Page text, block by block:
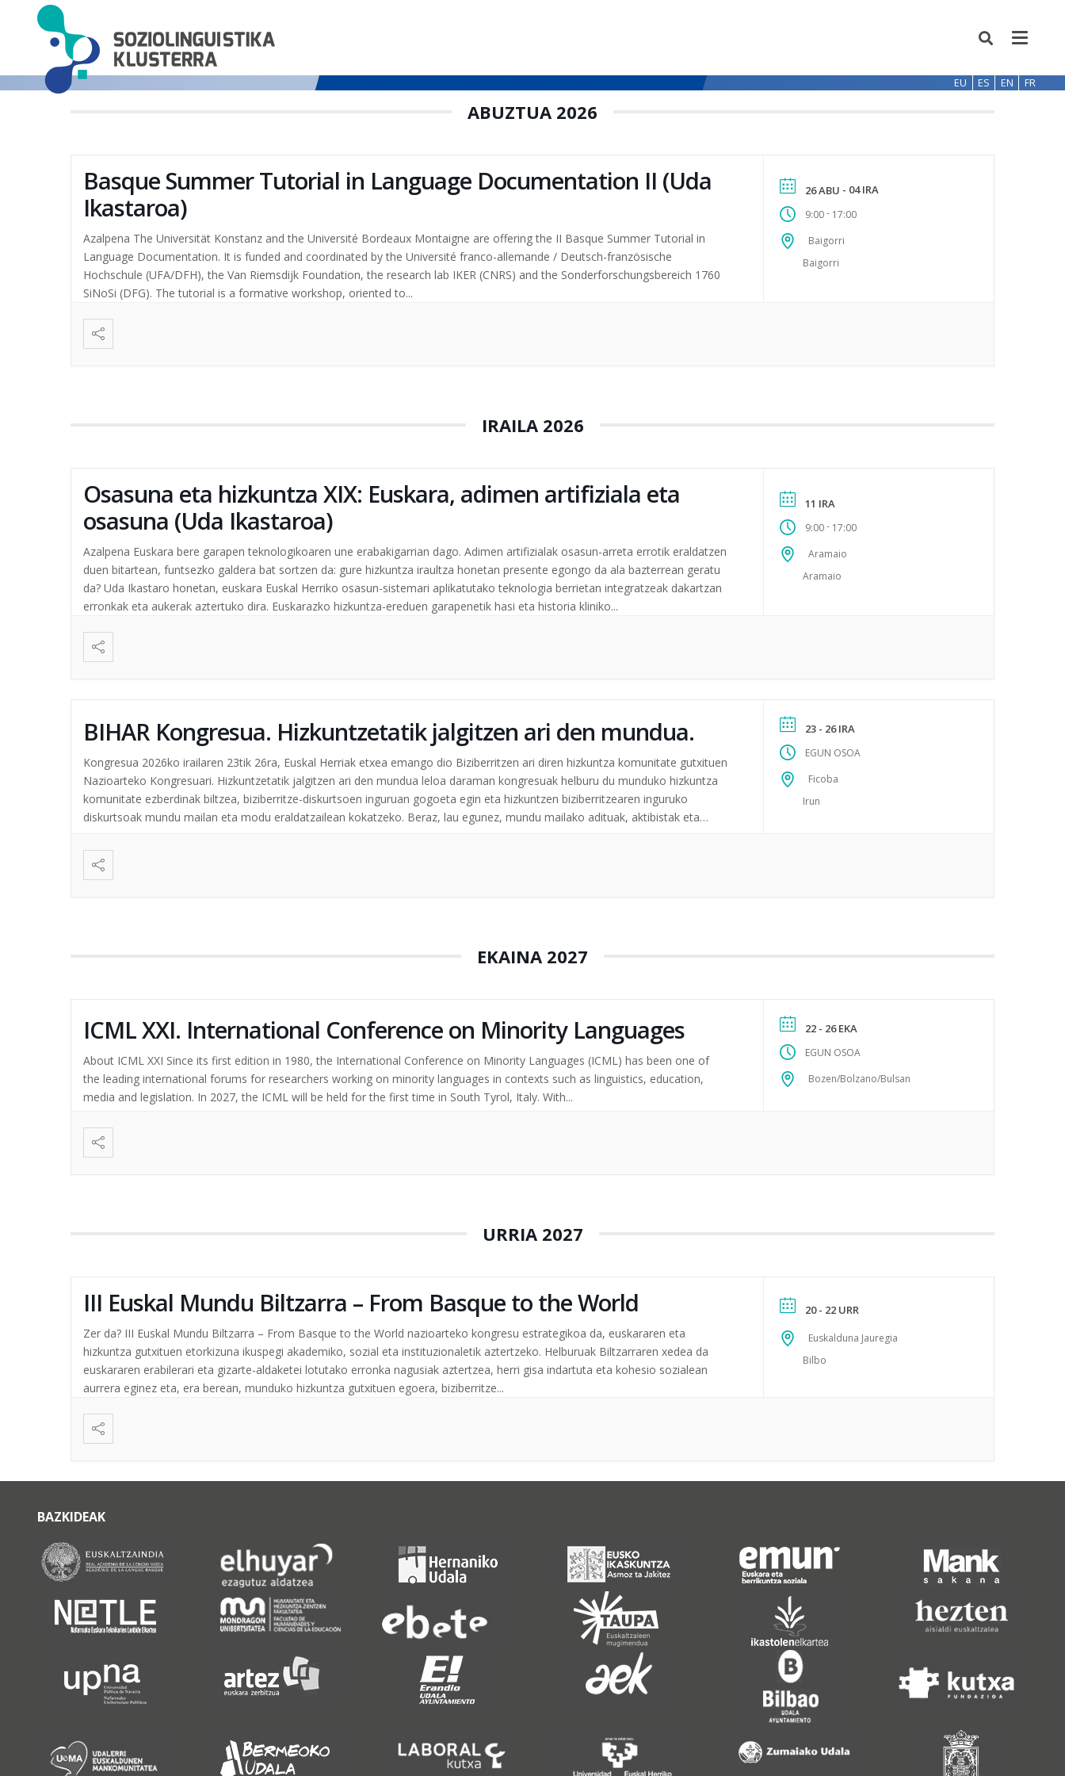
EU ES EN FR
Events
ABUZTUA 2026
Basque Summer Tutorial in Language Documentation II (Uda
Ikastaroa)
Azalpena The Universität Konstanz and the Université Bordeaux Montaigne are offering the II Basque Summer Tutorial in
Language Documentation. It is funded and coordinated by the Université franco-allemande / Deutsch-französische
Hochschule (UFA/DFH), the Van Riemsdijk Foundation, the research lab IKER (CNRS) and the Sonderforschungsbereich 1760
SiNoSi (DFG). The tutorial is a formative workshop, oriented to...
26 ABU - 04 IRA
9:00- 17:00
Baigorri
Baigorri
IRAILA 2026
Osasuna eta hizkuntza XIX: Euskara, adimen artifiziala eta
osasuna (Uda Ikastaroa)
Azalpena Euskara bere garapen teknologikoaren une erabakigarrian dago. Adimen artifizialak osasun-arreta errotik eraldatzen
duen bitartean, funtsezko galdera bat sortzen da: gure hizkuntza iraultza honetan presente egongo da ala bazterrean geratu
da? Uda Ikastaro honetan, euskara Euskal Herriko osasun-sistemari aplikatutako teknologia berrietan integratzeak dakartzan
erronkak eta aukerak aztertuko dira. Euskarazko hizkuntza-ereduen garapenetik hasi eta historia kliniko...
11 IRA
9:00- 17:00
Aramaio
Aramaio
BIHAR Kongresua. Hizkuntzetatik jalgitzen ari den mundua.
Kongresua 2026ko irailaren 23tik 26ra, Euskal Herriak etxea emango dio Biziberritzen ari diren hizkuntza komunitate gutxituen
Nazioarteko Kongresuari. Hizkuntzetatik jalgitzen ari den mundua leloa daraman kongresuak helburu du munduko hizkuntza
komunitate ezberdinak biltzea, biziberritze-diskurtsoen inguruan gogoeta egin eta hizkuntzen biziberritzearen inguruko
diskurtsoak mundu mailan eta modu eraldatzailean kokatzeko. Beraz, lau egunez, mundu mailako adituak, aktibistak eta
23 - 26 IRA
EGUN OSOA
Ficoba
Irun
EKAINA 2027
ICML XXI. International Conference on Minority Languages
About ICML XXI Since its first edition in 1980, the International Conference on Minority Languages (ICML) has been one of
the leading international forums for researchers working on minority languages in contexts such as linguistics, education,
media and legislation. In 2027, the ICML will be held for the first time in South Tyrol, Italy. With...
22 - 26 EKA
EGUN OSOA
Bozen/Bolzano/Bulsan
URRIA 2027
III Euskal Mundu Biltzarra – From Basque to the World
Zer da? III Euskal Mundu Biltzarra – From Basque to the World nazioarteko kongresu estrategikoa da, euskararen eta
hizkuntza gutxituen etorkizuna ikuspegi akademiko, sozial eta instituzionaletik aztertzeko. Helburuak Biltzarraren xedea da
euskararen erabilerari eta gizarte-aldaketei lotutako erronka nagusiak aztertzea, herri gisa indartuta eta kohesio sozialean
aurrera eginez eta, era berean, munduko hizkuntza gutxituen egoera, biziberritze...
20 - 22 URR
Euskalduna Jauregia
Bilbo
BAZKIDEAK